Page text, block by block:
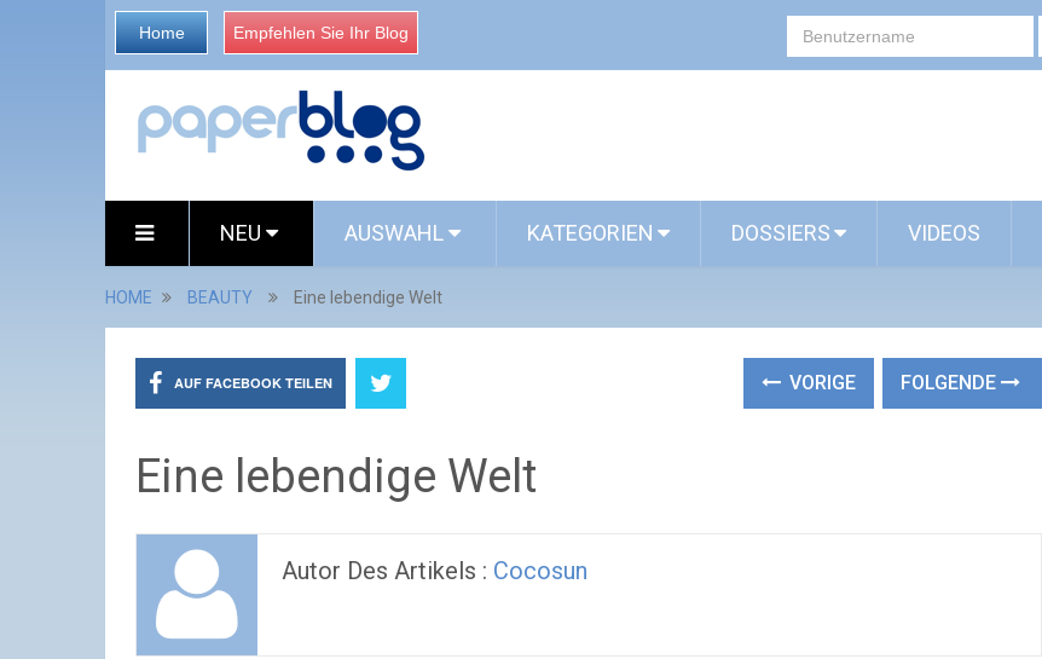
Home Empfehlen Sie Ihr Blog
NEU AUSWAHL KATEGORIEN DOSSIERS VIDEOS
HOME BEAUTY Eine lebendige Welt
AUF FACEBOOK TEILEN VORIGE FOLGENDE
Eine lebendige Welt
Autor Des Artikels : Cocosun